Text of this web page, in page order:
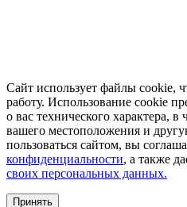
Сайт использует файлы cookie,
работу. Использование cookie
о вас технического характера, в
вашего местоположения и
пользоваться сайтом, вы
конфиденциальности, а также
своих персональных данных.
Принять